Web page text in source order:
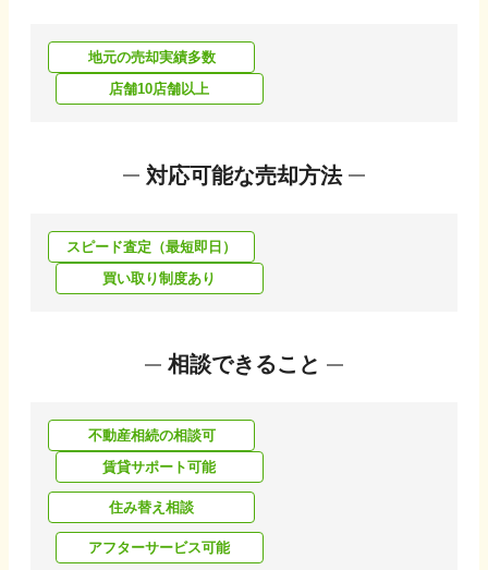
地元の売却実績多数
店舗10店舗以上
対応可能な売却方法
スピード査定（最短即日）
買い取り制度あり
相談できること
不動産相続の相談可
賃貸サポート可能
住み替え相談
アフターサービス可能